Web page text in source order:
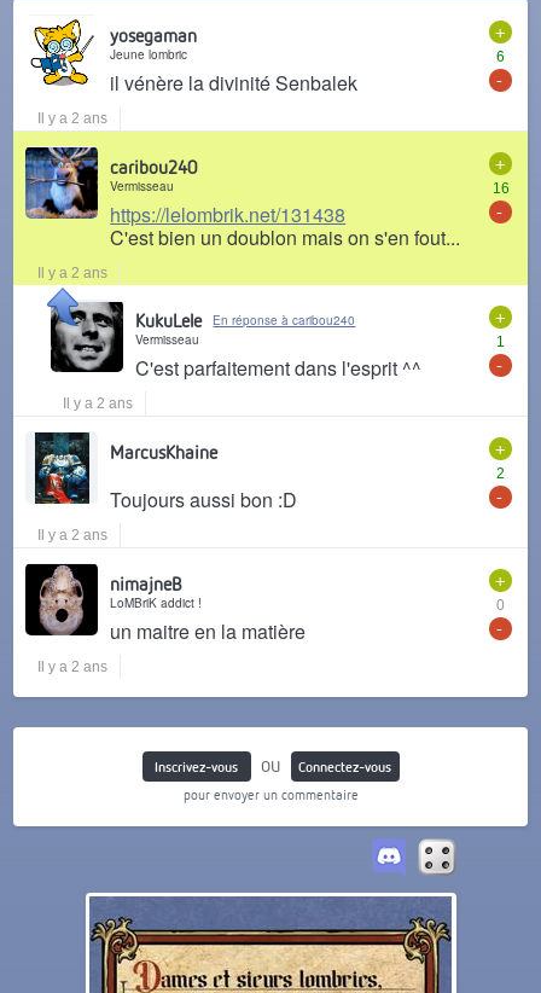
+
6
-
yosegaman
Jeune lombric
il vénère la divinité Senbalek
Il y a 2 ans
+
16
-
caribou240
Vermisseau
https://lelombrik.net/131438
C'est bien un doublon mais on s'en fout...
Il y a 2 ans
+
1
-
KukuLele
En réponse à caribou240
Vermisseau
C'est parfaitement dans l'esprit ^^
Il y a 2 ans
+
2
-
MarcusKhaine
Toujours aussi bon :D
Il y a 2 ans
+
0
-
nimajneB
LoMBriK addict !
un maitre en la matière
Il y a 2 ans
Inscrivez-vous ou
Connectez-vous
pour envoyer un commentaire